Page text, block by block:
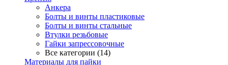
Анкера
Болты и винты пластиковые
Болты и винты стальные
Втулки резьбовые
Гайки запрессовочные
Все категории (14)
Материалы для пайки